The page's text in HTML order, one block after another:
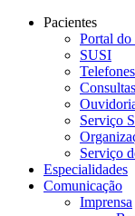
Pacientes
Portal do
SUSI
Serviço
Serviço
Especialidades
Comunicação
Imprensa